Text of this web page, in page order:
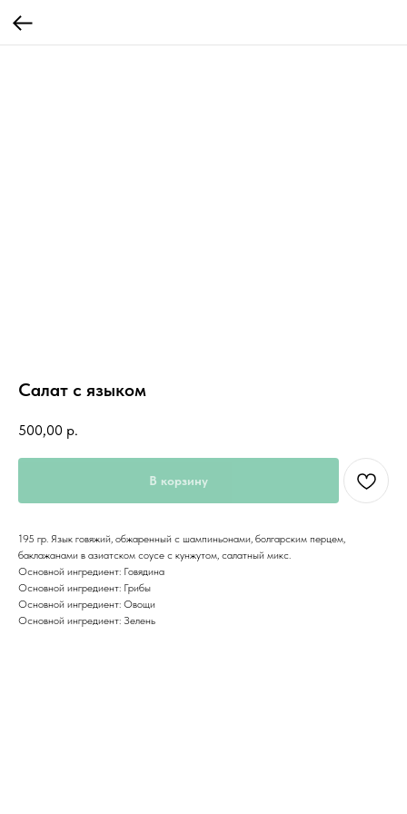
Салат с языком
500,00 р.
В корзину
195 гр. Язык говяжий, обжаренный с шампиньонами, болгарским перцем,
баклажанами в азиатском соусе с кунжутом, салатный микс.
Основной ингредиент: Говядина
Основной ингредиент: Грибы
Основной ингредиент: Овощи
Основной ингредиент: Зелень